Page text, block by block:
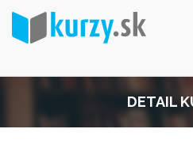
DETAIL